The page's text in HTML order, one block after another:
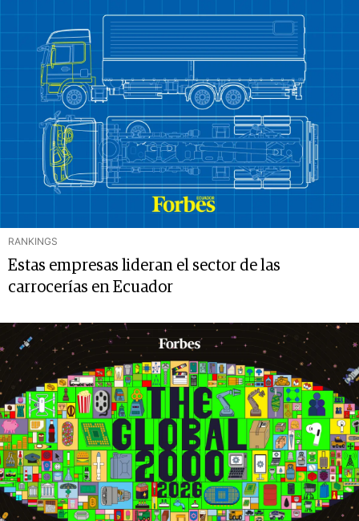
RANKINGS
Estas empresas lideran el sector de las
carrocerías en Ecuador